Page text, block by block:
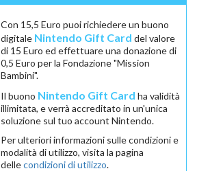
Con 15,5 Euro puoi richiedere un buono
digitale Nintendo Gift Card del valore
di 15 Euro ed effettuare una donazione di
0,5 Euro per la Fondazione "Mission
Bambini".
Il buono Nintendo Gift Card ha validità
illimitata, e verrà accreditato in un'unica
soluzione sul tuo account Nintendo.
Per ulteriori informazioni sulle condizioni e
modalità di utilizzo, visita la pagina
dellecondizioni di utilizzo.